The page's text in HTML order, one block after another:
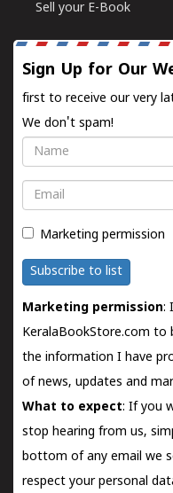
Sell your E-Book
Sign Up for Our
first to receive our very
We don't spam!
Name
Email
Marketing permission
Subscribe to list
Marketing permission:
KeralaBookStore.com to
the information I have
of news, updates and
What to expect: If you
stop hearing from us,
bottom of any email we
respect your personal